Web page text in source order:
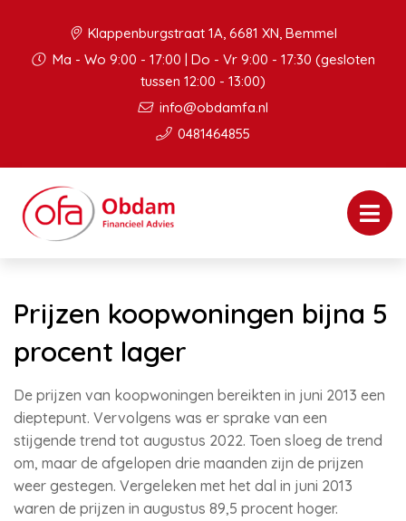
Klappenburgstraat 1A, 6681 XN, Bemmel
Ma - Wo 9:00 - 17:00 | Do - Vr 9:00 - 17:30 (gesloten
tussen 12:00 - 13:00)
info@obdamfa.nl
0481464855
Prijzen koopwoningen bijna 5
procent lager
De prijzen van koopwoningen bereikten in juni 2013 een
dieptepunt. Vervolgens was er sprake van een
stijgende trend tot augustus 2022. Toen sloeg de trend
om, maar de afgelopen drie maanden zijn de prijzen
weer gestegen. Vergeleken met het dal in juni 2013
waren de prijzen in augustus 89,5 procent hoger.